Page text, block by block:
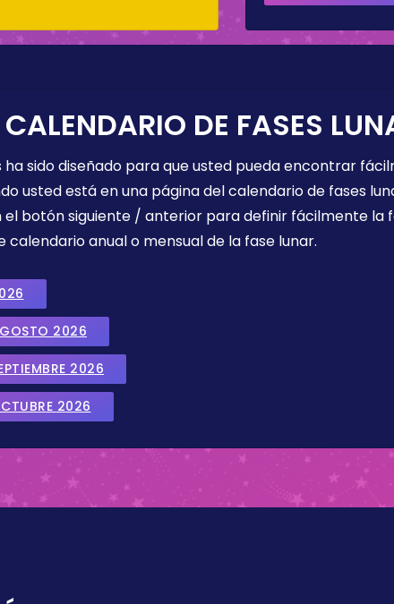
DE FASES
sido diseñado para que usted pueda encontrar
usted está en una página del calendario de fases
botón siguiente / anterior para definir fácilmente la
anual o mensual de la fase lunar.
2026
2026
2026